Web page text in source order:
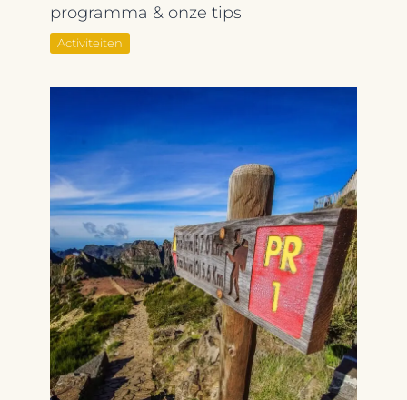
programma & onze tips
Activiteiten